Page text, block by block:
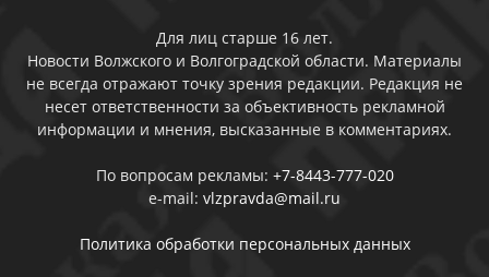
Для лиц старше 16 лет.
Новости Волжского и Волгоградской области. Материалы
не всегда отражают точку зрения редакции. Редакция не
несет ответственности за объективность рекламной
информации и мнения, высказанные в комментариях.
По вопросам рекламы: +7-8443-777-020
e-mail: vlzpravda@mail.ru
Политика обработки персональных данных